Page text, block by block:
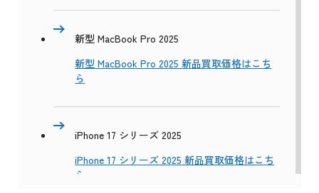
新型 MacBook Pro 2025
新型 MacBook Pro 2025 新品買取価格はこち
ら
iPhone 17 シリーズ 2025
iPhone 17 シリーズ 2025 新品買取価格はこち
ら